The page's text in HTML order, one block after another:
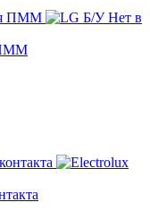
Б/У Нет в
ПММ